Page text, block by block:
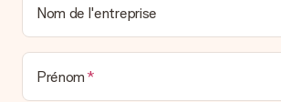
Nom de l'entreprise
Prénom